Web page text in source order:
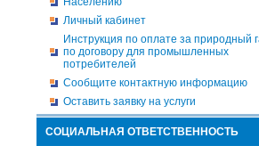
Личный кабинет
Инструкция по оплате за природный
по договору для промышленных
потребителей
Сообщите контактную информацию
Оставить заявку на услуги
СОЦИАЛЬНАЯ ОТВЕТСТВЕННОСТЬ